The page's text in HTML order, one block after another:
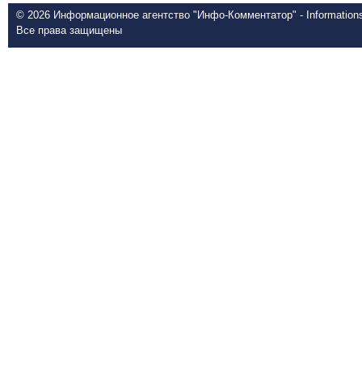
© 2026 Информационное агентство "Инфо-Комментатор" -
Все права защищены